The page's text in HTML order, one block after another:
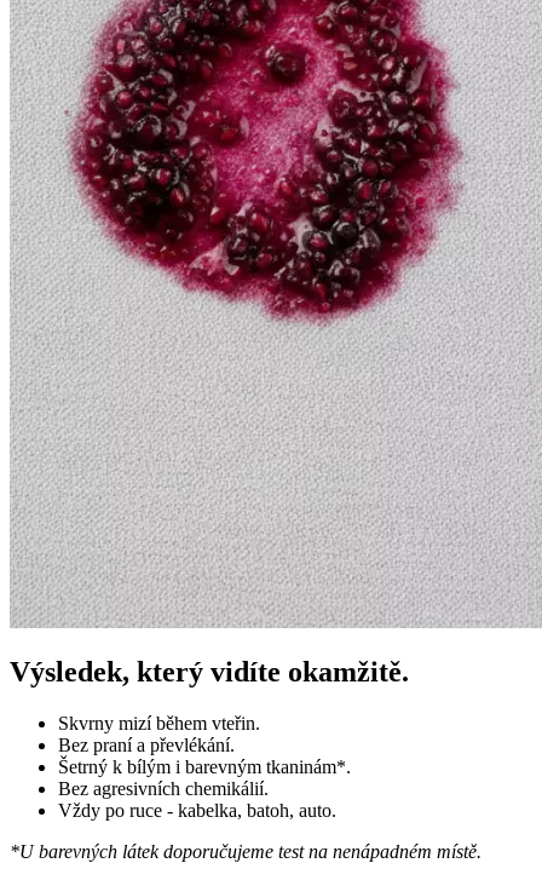
Výsledek, který vidíte okamžitě.
Skvrny mizí během vteřin.
Bez praní a převlékání.
Šetrný k bílým i barevným tkaninám*.
Bez agresivních chemikálií.
Vždy po ruce - kabelka, batoh, auto.
*U barevných látek doporučujeme test na nenápadném místě.